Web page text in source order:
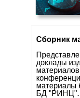
С
С
Сборник
доклады
материалы
БД "РИНЦ".